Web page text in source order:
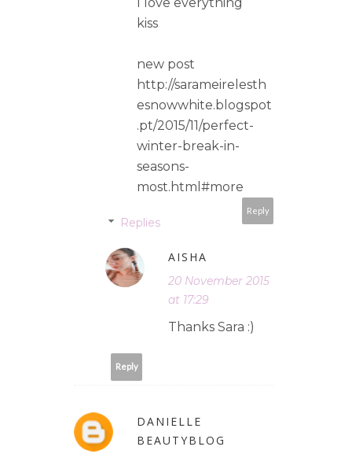
kiss
new post
http://sarameirelesth
esnowwhite.blogspot
.pt/2015/11/perfect-
winter-break-in-
seasons-
most.html#more
Reply
Replies
AISHA
20 November 2015
at 17:29
Thanks Sara :)
Reply
DANIELLE
BEAUTYBLOG